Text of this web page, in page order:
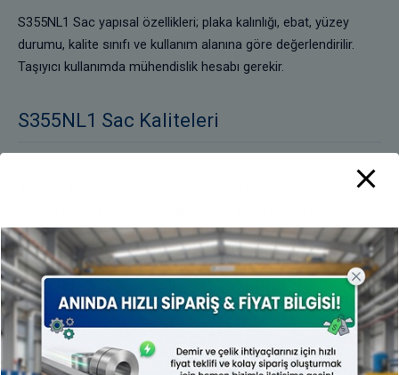
S355NL1 Sac yapısal özellikleri; plaka kalınlığı, ebat, yüzey
durumu, kalite sınıfı ve kullanım alanına göre değerlendirilir.
Taşıyıcı kullanımda mühendislik hesabı gerekir.
S355NL1 Sac Kaliteleri
durumu, kaplama yapısı ve sertifika beklentisine göre ayrılır.
korozyon dayanımı birlikte değerlendirilmelidir.
S355NL1 Sac Mekanik Özellikleri
S355NL1 Sac mekanik özellikleri, akma dayanımı, çekme
dayanımı, uzama, darbe tokluğu, kaynak kabiliyeti ve üretici